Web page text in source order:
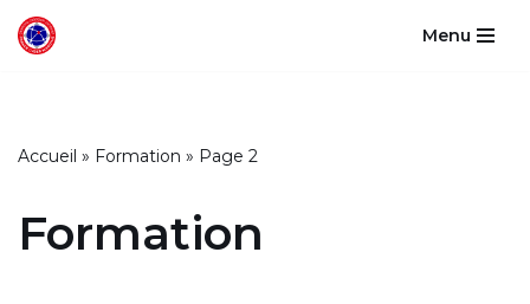
Menu
Accueil » Formation » Page 2
Formation